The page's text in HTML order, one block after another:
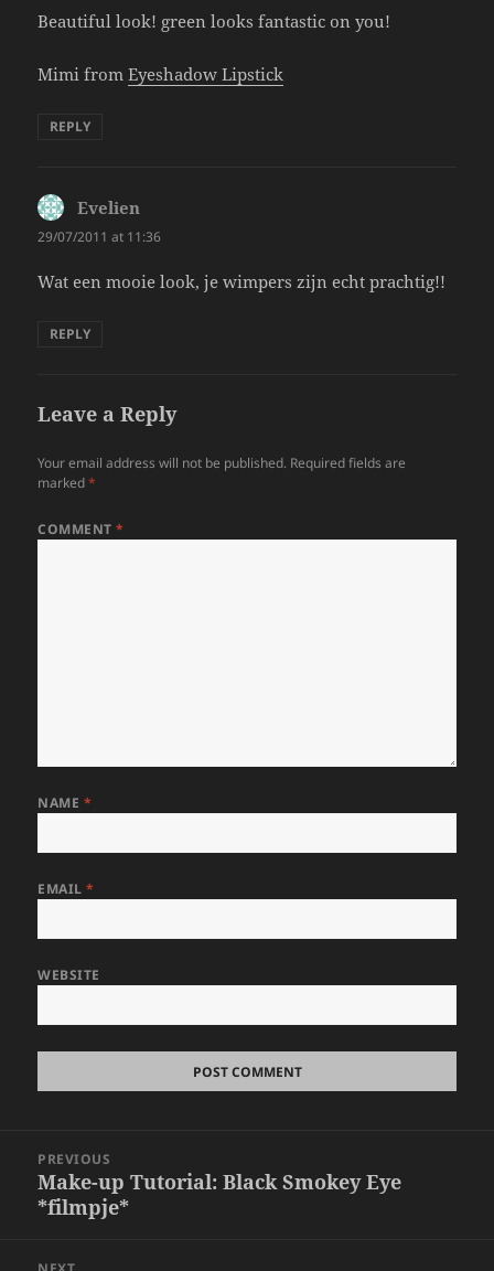
Beautiful look! green looks fantastic on you!
Mimi fromEyeshadow Lipstick
REPLY
Evelien
29/07/2011 at 11:36
Wat een mooie look, je wimpers zijn echt prachtig!!
REPLY
Leave a Reply
Your email address will not be published. Required fields are
marked*
COMMENT*
NAME *
EMAIL*
WEBSITE
navigation
PREVIOUS
Previous
post:
Make-up Tutorial: Black Smokey Eye
*filmpje*